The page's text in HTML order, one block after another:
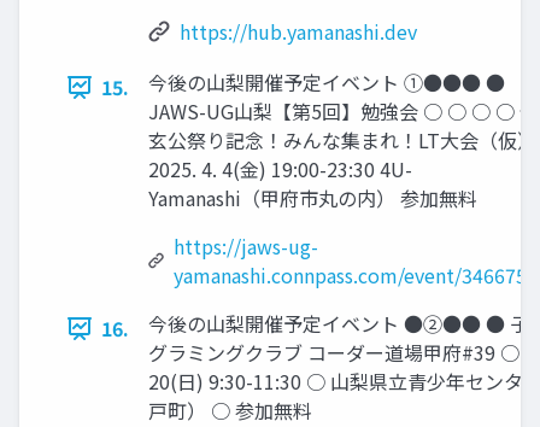
https://hub.yamanashi.dev
15.
今後の山梨開催予定イベント ①●●● ●
JAWS-UG山梨【第5回】勉強会 ○ ○ ○ ○ 信
玄公祭り記念！みんな集まれ！LT大会（仮）
2025. 4. 4(金) 19:00-23:30 4U-
Yamanashi（甲府市丸の内） 参加無料
https://jaws-ug-
yamanashi.connpass.com/event/346675/
16.
今後の山梨開催予定イベント ●②●● ● 子
グラミングクラブ コーダー道場甲府#39 ○
20(日) 9:30-11:30 ○ 山梨県立青少年センタ
戸町） ○ 参加無料